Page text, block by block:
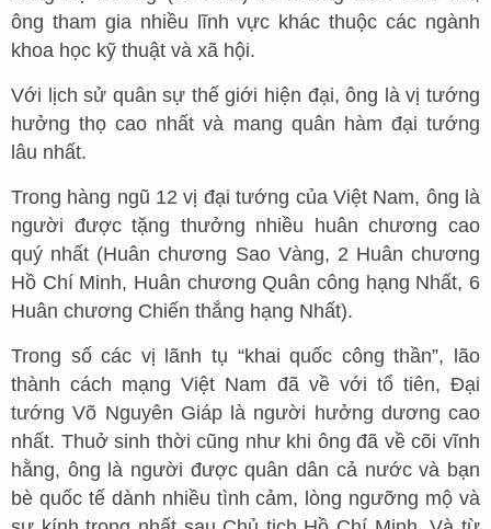
ông tham gia nhiều lĩnh vực khác thuộc các ngành
khoa học kỹ thuật và xã hội.
Với lịch sử quân sự thế giới hiện đại, ông là vị tướng
hưởng thọ cao nhất và mang quân hàm đại tướng
lâu nhất.
Trong hàng ngũ 12 vị đại tướng của Việt Nam, ông là
người được tặng thưởng nhiều huân chương cao
quý nhất (Huân chương Sao Vàng, 2 Huân chương
Hồ Chí Minh, Huân chương Quân công hạng Nhất, 6
Huân chương Chiến thắng hạng Nhất).
Trong số các vị lãnh tụ “khai quốc công thần”, lão
thành cách mạng Việt Nam đã về với tổ tiên, Đại
tướng Võ Nguyên Giáp là người hưởng dương cao
nhất. Thuở sinh thời cũng như khi ông đã về cõi vĩnh
hằng, ông là người được quân dân cả nước và bạn
bè quốc tế dành nhiều tình cảm, lòng ngưỡng mộ và